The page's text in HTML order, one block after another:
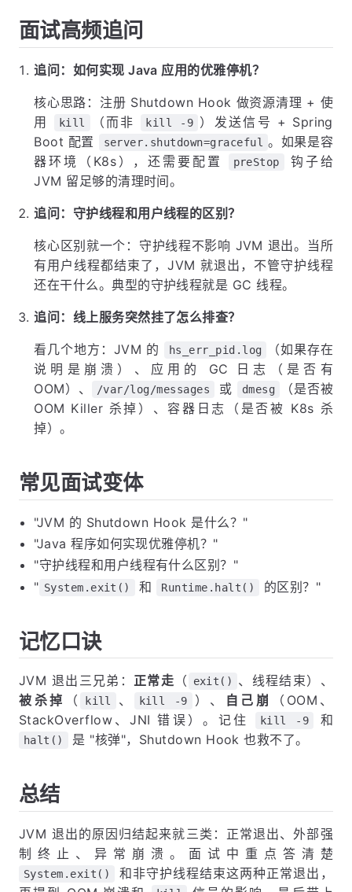
面试高频追问
追问：如何实现 Java 应用的优雅停机？
核心思路：注册 Shutdown Hook 做资源清理 + 使
用
kill （而非 kill -9 ）发送信号 + Spring
Boot 配置
server.shutdown=graceful 。如果是容
器环境（K8s），还需要配置
preStop
钩子给
JVM 留足够的清理时间。
追问：守护线程和用户线程的区别？
核心区别就一个：守护线程不影响 JVM 退出。当所
有用户线程都结束了，JVM 就退出，不管守护线程
还在干什么。典型的守护线程就是 GC 线程。
追问：线上服务突然挂了怎么排查？
看几个地方：JVM 的 hs_err_pid.log
（如果存在
说明是崩溃）、应用的 GC 日志（是否有
OOM）、
/var/log/messages 或 dmesg
（是否被
OOM Killer 杀掉）、容器日志（是否被 K8s 杀
掉）。
常见面试变体
"JVM 的 Shutdown Hook 是什么？"
"Java 程序如何实现优雅停机？"
"守护线程和用户线程有什么区别？"
" System.exit() 和 Runtime.halt() 的区别？"
记忆口诀
JVM 退出三兄弟：正常走 （ exit()
、线程结束）、
被杀掉
（ kill 、 kill -9 ）、 自己崩
（OOM、
StackOverflow、JNI 错误）。记住
kill -9 和
halt() 是 "核弹"，Shutdown Hook 也救不了。
总结
JVM 退出的原因归结起来就三类：正常退出、外部强
制终止、异常崩溃。面试中重点答清楚
System.exit()
和非守护线程结束这两种正常退出，